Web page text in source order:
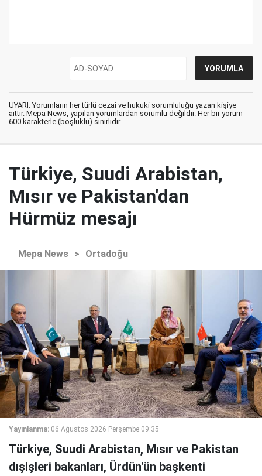
UYARI: Yorumların her türlü cezai ve hukuki sorumluluğu yazan kişiye
aittir. Mepa News, yapılan yorumlardan sorumlu değildir. Her bir yorum
600 karakterle (boşluklu) sınırlıdır.
Türkiye, Suudi Arabistan,
Mısır ve Pakistan'dan
Hürmüz mesajı
Mepa News > Ortadoğu
Yayınlanma: 06 Ağustos 2026 Perşembe 09:35
Türkiye, Suudi Arabistan, Mısır ve Pakistan
dışişleri bakanları, Ürdün'ün başkenti